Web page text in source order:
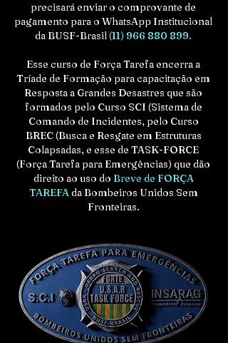
precisará enviar o comprovante de
pagamento para o WhatsApp Institucional
da BUSF-Brasil(11) 966 880 899.
Esse curso de Força Tarefa encerra a
Tríade de Formação para capacitação em
Resposta a Grandes Desastres que são
formados pelo Curso SCI (Sistema de
Comando de Incidentes, pelo Curso
BREC (Busca e Resgate em Estruturas
Colapsadas, e esse de TASK-FORCE
(Força Tarefa para Emergências) que dão
direito ao uso do Breve de FORÇA
TAREFAda Bombeiros Unidos Sem
Fronteiras.